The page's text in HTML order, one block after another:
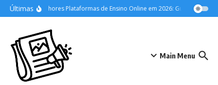
Ir para o conteúdo
ÚltimasAs Melhores Plataformas de Ensino Online em 2026: Guia Definitivo
Main Menu